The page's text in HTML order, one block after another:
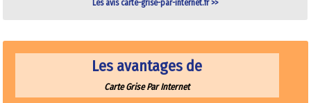
Les avis carte-grise-par-internet.fr >>
Les avantages de
Carte Grise Par Internet